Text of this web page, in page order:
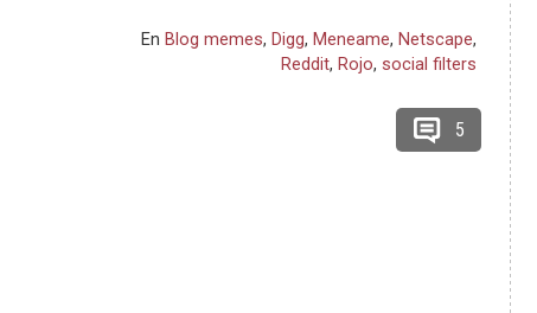
EnBlog memes,Digg,Meneame,Netscape,
Reddit,Rojo, social filters
5